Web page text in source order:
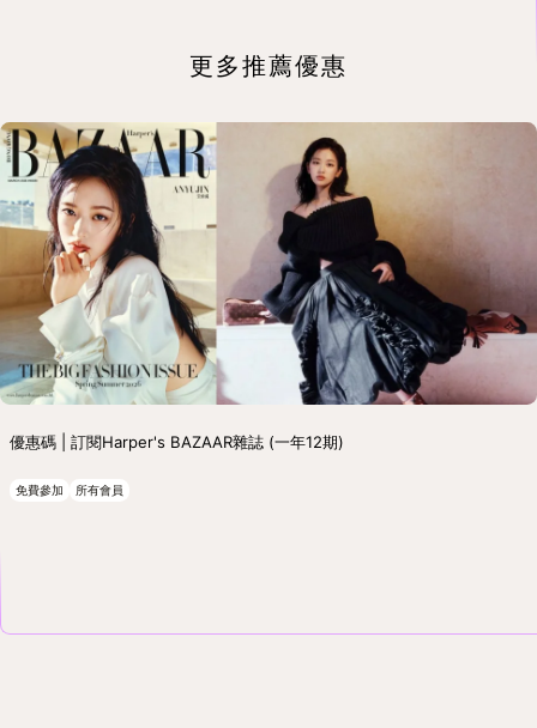
更多推薦優惠
優惠碼 | 訂閱Harper's BAZAAR雜誌 (一年12期)
免費參加 所有會員